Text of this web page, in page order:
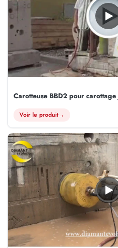
Carotteuse BBD2 pour
Voir le produit→